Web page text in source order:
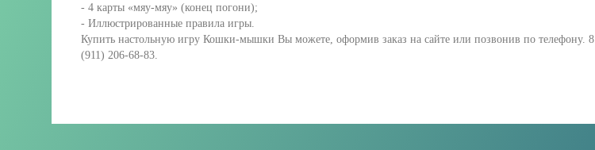
- 4 карты «мяу-мяу» (конец погони);
- Иллюстрированные правила игры.
Купить настольную игру Кошки-мышки Вы можете, оформив заказ на сайте или позвонив по телефону. 8
(911) 206-68-83.